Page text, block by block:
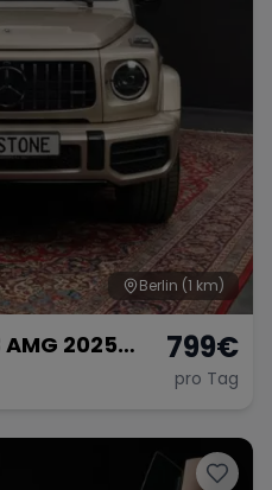
Berlin (1 km)
2025
63
799€
pro Tag